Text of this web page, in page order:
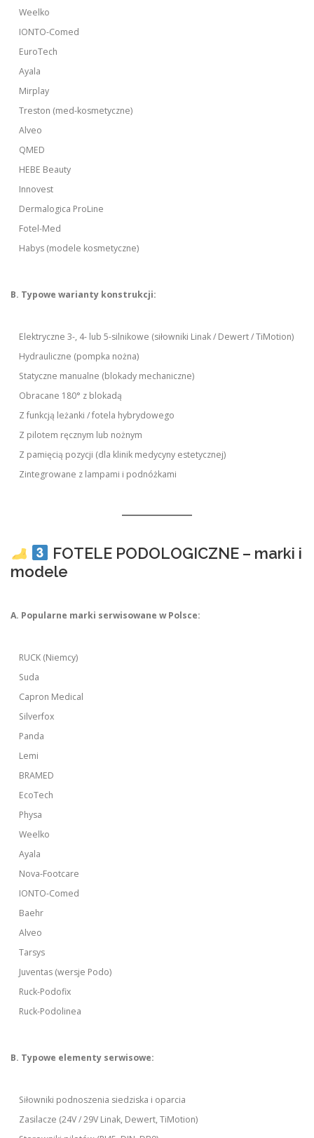
Weelko
IONTO-Comed
EuroTech
Ayala
Mirplay
Treston (med-kosmetyczne)
Alveo
QMED
HEBE Beauty
Innovest
Dermalogica ProLine
Fotel-Med
Habys (modele kosmetyczne)
B. Typowe warianty konstrukcji:
Elektryczne 3-, 4- lub 5-silnikowe (siłowniki Linak / Dewert / TiMotion)
Hydrauliczne (pompka nożna)
Statyczne manualne (blokady mechaniczne)
Obracane 180° z blokadą
Z funkcją leżanki / fotela hybrydowego
Z pilotem ręcznym lub nożnym
Z pamięcią pozycji (dla klinik medycyny estetycznej)
Zintegrowane z lampami i podnóżkami
FOTELE PODOLOGICZNE – marki i
modele
A. Popularne marki serwisowane w Polsce:
RUCK (Niemcy)
Suda
Capron Medical
Silverfox
Panda
Lemi
BRAMED
EcoTech
Physa
Weelko
Ayala
Nova-Footcare
IONTO-Comed
Baehr
Alveo
Tarsys
Juventas (wersje Podo)
Ruck-Podofix
Ruck-Podolinea
B. Typowe elementy serwisowe:
Siłowniki podnoszenia siedziska i oparcia
Zasilacze (24V / 29V Linak, Dewert, TiMotion)